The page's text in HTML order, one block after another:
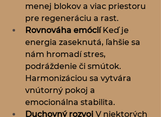
menej blokov a viac priestoru
pre regeneráciu a rast.
Rovnováha emócií Keď je
energia zaseknutá, ľahšie sa
nám hromadí stres,
podráždenie či smútok.
Harmonizáciou sa vytvára
vnútorný pokoj a
emocionálna stabilita.
Duchovný rozvoj V niektorých